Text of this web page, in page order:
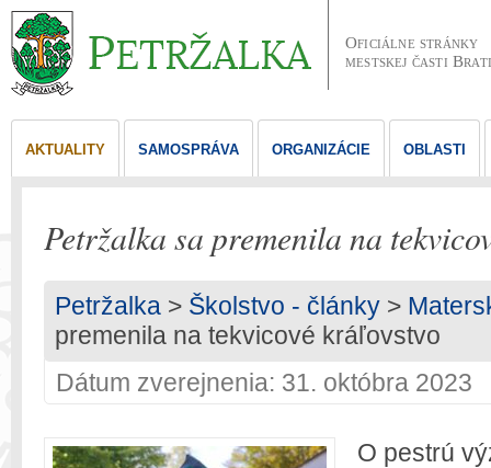
Oficiálne stránky
mestskej časti
AKTUALITY SAMOSPRÁVA ORGANIZÁCIE OBLASTI
Petržalka sa premenila na
Petržalka > Školstvo - články >
premenila na tekvicové kráľovstvo
Dátum zverejnenia: 31. októbra 2023
O pestrú